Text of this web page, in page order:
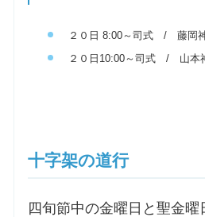
２０日 8:00～司式 / 藤岡
２０日10:00～司式 / 山本
十字架の道行
四旬節中の金曜日と聖金